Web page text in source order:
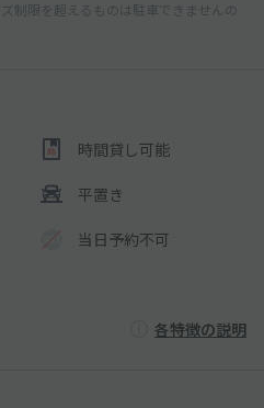
制限を超えるものは駐車できませんの
時間貸し可能
平置き
当日予約不可
各特徴の説明